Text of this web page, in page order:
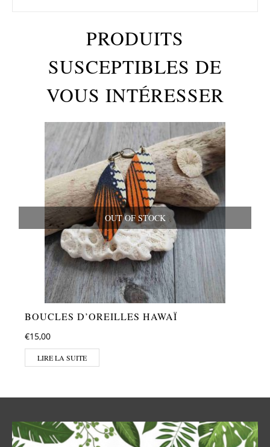
PRODUITS
SUSCEPTIBLES DE
VOUS INTÉRESSER
OUT OF STOCK
BOUCLES D’OREILLES HAWAÏ
€15,00
LIRE LA SUITE